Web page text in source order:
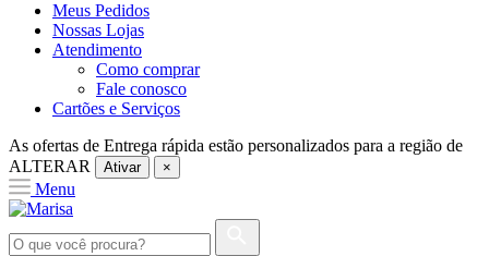
Meus Pedidos
Nossas Lojas
Atendimento
Como comprar
Fale conosco
Cartões e Serviços
As ofertas de Entrega rápida estão personalizados para a região de
ALTERAR
Ativar ×
Menu